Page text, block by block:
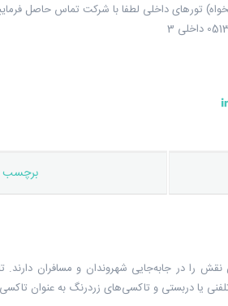
تورهای داخلی لطفا با شرکت تماس حاصل
برچسب
را در جابه‌جایی شهروندان و مسافران
یا دربستی و تاکسی‌های زردرنگ به عنوان